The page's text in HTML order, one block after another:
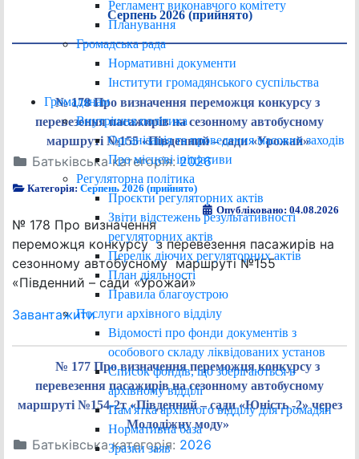
Регламент виконавчого комітету
Планування
Громадська рада
Нормативні документи
Інститути громадянського суспільства
Громадянам
Внутрішня політика
Організація та проведення масових заходів
Про місцеві ініціативи
Регуляторна політика
Проєкти регуляторних актів
Звіти відстежень результативності
регуляторних актів
Перелік діючих регуляторних актів
План діяльності
Правила благоустрою
Послуги архівного відділу
Відомості про фонди документів з
особового складу ліквідованих установ
Список фондів, що зберігаються в
архівному відділі
Пам'ятка архівного відділу для громадян
Нормативна база
Зразки заяв
№ 178 Про визначення переможця конкурсу з
перевезення пасажирів на сезонному автобусному
маршруті №155 «Південний – сади «Урожай»
Батьківська категорія:2026
Категорія:Серпень 2026 (прийнято)
Опубліковано: 04.08.2026
№ 178 Про визначення
переможця конкурсу з перевезення пасажирів на
сезонному автобусному маршруті №155
«Південний – сади «Урожай»
Завантажити
№ 177 Про визначення переможця конкурсу з
перевезення пасажирів на сезонному автобусному
маршруті №154-2т «Південний – сади «Юність -2» через
Молодіжну моду»
Батьківська категорія: 2026
Серпень 2026 (прийнято)